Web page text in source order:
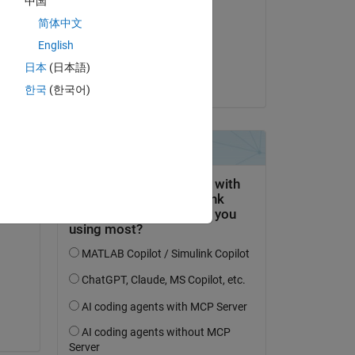
am 19 Okt. 2020
Akzeptiert:
简体中文
English
日本 (日本語)
한국 (한국어)